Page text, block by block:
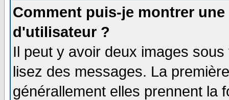
Comment puis-je montrer
d'utilisateur ?
Il peut y avoir deux images
lisez des messages. La
générallement elles prennent la